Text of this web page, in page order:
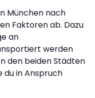
München nach
Faktoren ab. Dazu
an
werden
den beiden Städten
du in Anspruch